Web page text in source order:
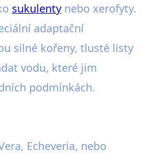
sukulenty nebo xerofyty.
adaptační
silné kořeny, tlusté listy
vodu, které jim
podmínkách.
Echeveria, nebo